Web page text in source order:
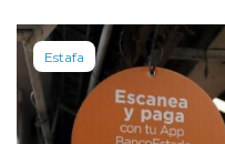
Estafa